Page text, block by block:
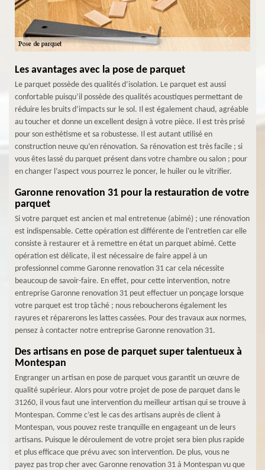
Les avantages avec la pose de parquet
Le parquet possède des qualités d’isolation. Le parquet est aussi
confortable puisqu’il possède des qualités acoustiques permettant de
réduire les bruits d’impacts sur le sol. Il est également chaud, agréable
au toucher et donne un excellent design à votre pièce. Il est très prisé
pour son esthétisme et sa robustesse. Il est autant utilisé en
construction neuve qu’en rénovation. Sa rénovation est très facile ; si
vous êtes lassé du parquet présent dans votre chambre ou salon ; pour
en changer l’aspect vous pourrez le poncer, le huiler ou le vitrifier.
Garonne renovation 31 pour la restauration de votre
parquet
Si votre parquet est ancien et mal entretenue (abimé) ; une rénovation
est indispensable. Cette opération est différente de l’entretien car elle
consiste à restaurer et à remettre en état un parquet abimé. Cette
opération est délicate, il est nécessaire de faire appel à un
professionnel comme Garonne renovation 31 car cela nécessite
beaucoup de savoir-faire. En effet, pour cette intervention, notre
entreprise Garonne renovation 31 peut effectuer un ponçage lorsque
votre parquet est trop tâché ; nous reboucherons également les
rayures et réparerons les lattes cassées. Pour des travaux aux normes,
pensez à contacter notre entreprise Garonne renovation 31.
Des artisans en pose de parquet super talentueux à
Montespan
Engranger un artisan en pose de parquet vous garantit un œuvre de
qualité supérieur. Alors pour votre projet de pose de parquet dans le
31260, il vous faut une intervention du meilleur artisan qui se trouve à
Montespan. Comme c’est le cas des artisans auprès de client à
Montespan, vous pouvez reste tranquille en engageant un de leurs
artisans. Puisque le déroulement de votre projet sera bien plus rapide
et plus efficace que prévu avec son intervention. De plus, vous ne
payez pas trop cher avec Garonne renovation 31 à Montespan vu que